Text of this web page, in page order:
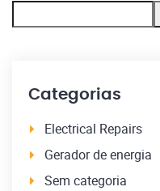
Categorias
Electrical Repairs
Gerador de energia
Sem categoria